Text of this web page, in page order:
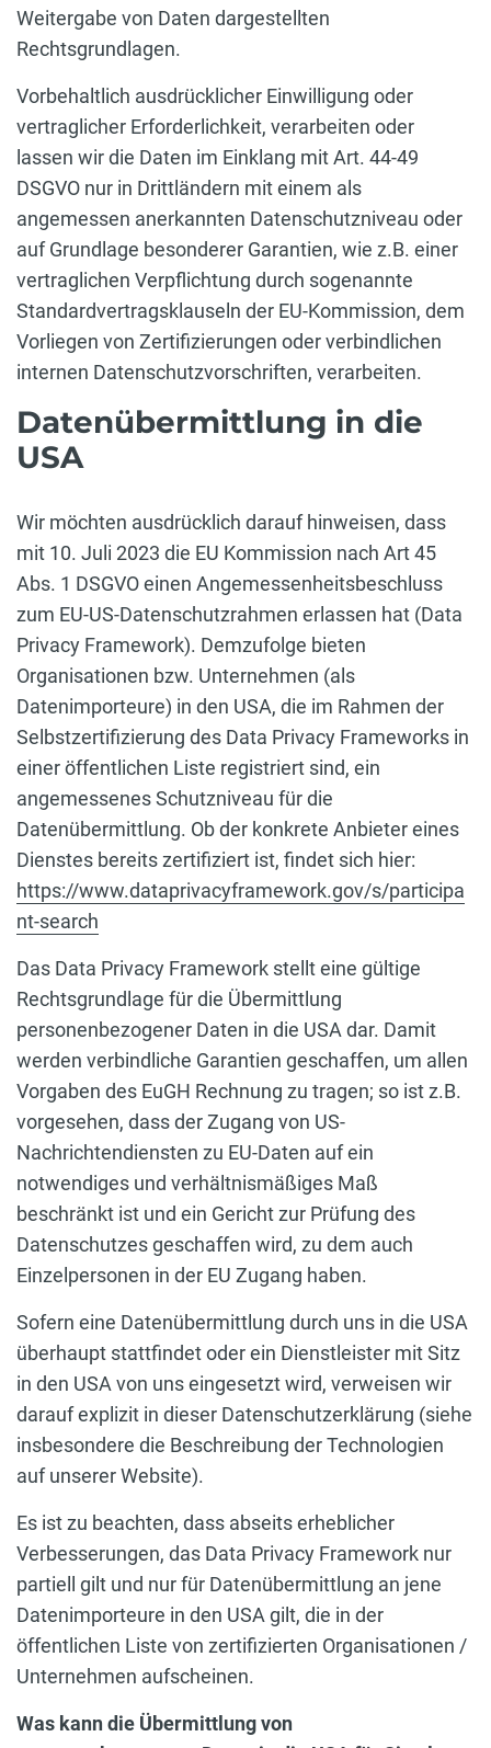
Weitergabe von Daten dargestellten
Rechtsgrundlagen.
Vorbehaltlich ausdrücklicher Einwilligung oder
vertraglicher Erforderlichkeit, verarbeiten oder
lassen wir die Daten im Einklang mit Art. 44-49
DSGVO nur in Drittländern mit einem als
angemessen anerkannten Datenschutzniveau oder
auf Grundlage besonderer Garantien, wie z.B. einer
vertraglichen Verpflichtung durch sogenannte
Standardvertragsklauseln der EU-Kommission, dem
Vorliegen von Zertifizierungen oder verbindlichen
internen Datenschutzvorschriften, verarbeiten.
Datenübermittlung in die
USA
Wir möchten ausdrücklich darauf hinweisen, dass
mit 10. Juli 2023 die EU Kommission nach Art 45
Abs. 1 DSGVO einen Angemessenheitsbeschluss
zum EU-US-Datenschutzrahmen erlassen hat (Data
Privacy Framework). Demzufolge bieten
Organisationen bzw. Unternehmen (als
Datenimporteure) in den USA, die im Rahmen der
Selbstzertifizierung des Data Privacy Frameworks in
einer öffentlichen Liste registriert sind, ein
angemessenes Schutzniveau für die
Datenübermittlung. Ob der konkrete Anbieter eines
Dienstes bereits zertifiziert ist, findet sich hier:
https://www.dataprivacyframework.gov/s/participa
nt-search
Das Data Privacy Framework stellt eine gültige
Rechtsgrundlage für die Übermittlung
personenbezogener Daten in die USA dar. Damit
werden verbindliche Garantien geschaffen, um allen
Vorgaben des EuGH Rechnung zu tragen; so ist z.B.
vorgesehen, dass der Zugang von US-
Nachrichtendiensten zu EU-Daten auf ein
notwendiges und verhältnismäßiges Maß
beschränkt ist und ein Gericht zur Prüfung des
Datenschutzes geschaffen wird, zu dem auch
Einzelpersonen in der EU Zugang haben.
Sofern eine Datenübermittlung durch uns in die USA
überhaupt stattfindet oder ein Dienstleister mit Sitz
in den USA von uns eingesetzt wird, verweisen wir
darauf explizit in dieser Datenschutzerklärung (siehe
insbesondere die Beschreibung der Technologien
auf unserer Website).
Es ist zu beachten, dass abseits erheblicher
Verbesserungen, das Data Privacy Framework nur
partiell gilt und nur für Datenübermittlung an jene
Datenimporteure in den USA gilt, die in der
öffentlichen Liste von zertifizierten Organisationen /
Unternehmen aufscheinen.
Was kann die Übermittlung von